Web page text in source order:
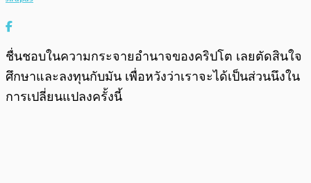
ชื่นชอบในความกระจายอำนาจของคริปโต เลยตัดสินใจ
ศึกษาและลงทุนกับมัน เพื่อหวังว่าเราจะได้เป็นส่วนนึงใน
การเปลี่ยนแปลงครั้งนี้